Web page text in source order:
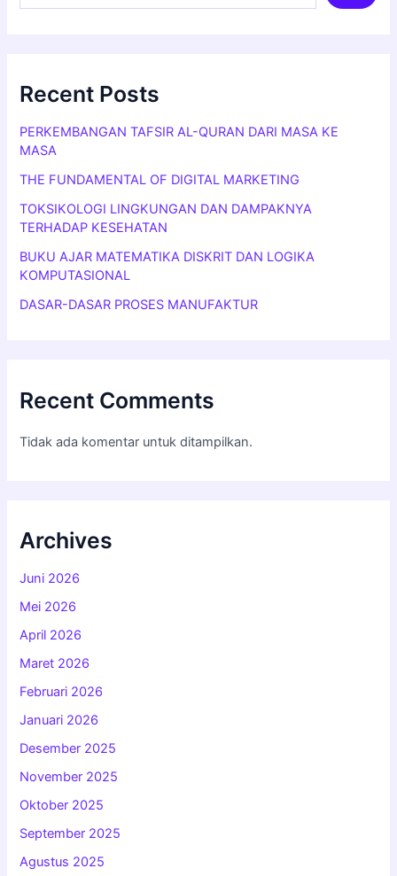
Recent Posts
PERKEMBANGAN TAFSIR AL-QURAN DARI MASA KE
MASA
THE FUNDAMENTAL OF DIGITAL MARKETING
TOKSIKOLOGI LINGKUNGAN DAN DAMPAKNYA
TERHADAP KESEHATAN
BUKU AJAR MATEMATIKA DISKRIT DAN LOGIKA
KOMPUTASIONAL
DASAR-DASAR PROSES MANUFAKTUR
Recent Comments
Tidak ada komentar untuk ditampilkan.
Archives
Juni 2026
Mei 2026
April 2026
Maret 2026
Februari 2026
Januari 2026
Desember 2025
November 2025
Oktober 2025
September 2025
Agustus 2025